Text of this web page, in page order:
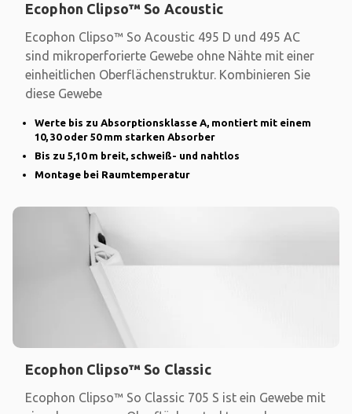
Ecophon Clipso™ So Acoustic
Ecophon Clipso™ So Acoustic 495 D und 495 AC
sind mikroperforierte Gewebe ohne Nähte mit einer
einheitlichen Oberflächenstruktur. Kombinieren Sie
diese Gewebe
Werte bis zu Absorptionsklasse A, montiert mit einem
10, 30 oder 50 mm starken Absorber
Bis zu 5,10 m breit, schweiß- und nahtlos
Montage bei Raumtemperatur
Ecophon Clipso™ So Classic
Ecophon Clipso™ So Classic 705 S ist ein Gewebe mit